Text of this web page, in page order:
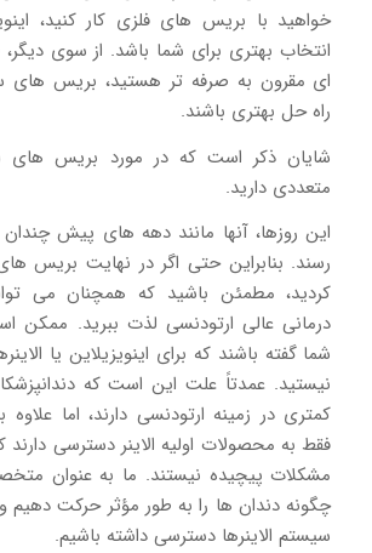
خواهید با بریس های فلزی کار کنید،
انتخاب بهتری برای شما باشد. از سوی دیگر،
ای مقرون به صرفه تر هستید، بریس
راه حل بهتری باشند.
شایان ذکر است که در مورد بریس های
متعددی دارید.
این روزها، آنها مانند دهه های پیش
رسند. بنابراین حتی اگر در نهایت بریس
کردید، مطمئن باشید که همچنان می
درمانی عالی ارتودنسی لذت ببرید. ممکن
شما گفته باشند که برای اینویزیلاین یا
نیستید. عمدتاً علت این است که
کمتری در زمینه ارتودنسی دارند، اما علاوه
فقط به محصولات اولیه الاینر دسترسی دارند
مشکلات پیچیده نیستند. ما به عنوان
چگونه دندان ها را به طور مؤثر حرکت دهیم
سیستم الاینرها دسترسی داشته باشیم.